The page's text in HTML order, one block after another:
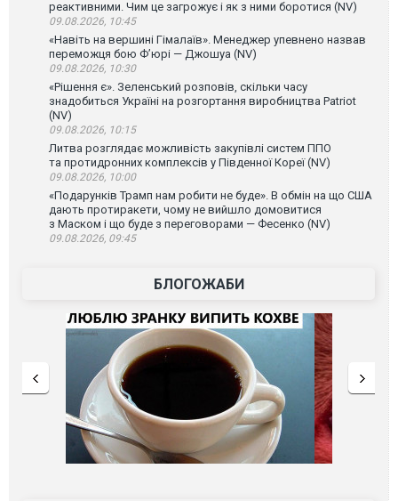
реактивними. Чим це загрожує і як з ними боротися (NV)
09.08.2026, 10:45
«Навіть на вершині Гімалаїв». Менеджер упевнено назвав
переможця бою Ф’юрі — Джошуа (NV)
09.08.2026, 10:30
«Рішення є». Зеленський розповів, скільки часу
знадобиться Україні на розгортання виробництва Patriot
(NV)
09.08.2026, 10:15
Литва розглядає можливість закупівлі систем ППО
та протидронних комплексів у Південної Кореї (NV)
09.08.2026, 10:00
«Подарунків Трамп нам робити не буде». В обмін на що США
дають протиракети, чому не вийшло домовитися
з Маском і що буде з переговорами — Фесенко (NV)
09.08.2026, 09:45
БЛОГОЖАБИ